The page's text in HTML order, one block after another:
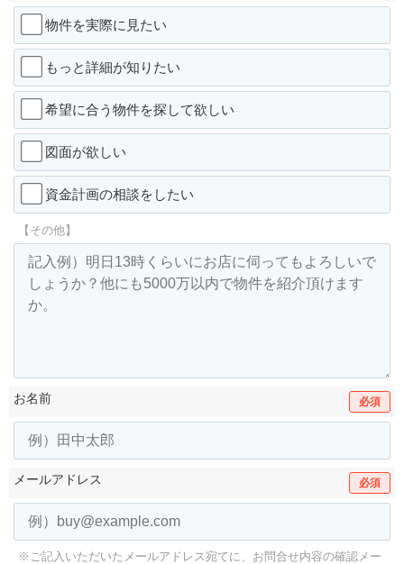
物件を実際に見たい
もっと詳細が知りたい
希望に合う物件を探して欲しい
図面が欲しい
資金計画の相談をしたい
【その他】
お名前 必須
メールアドレス 必須
※ご記入いただいたメールアドレス宛てに、お問合せ内容の確認メー